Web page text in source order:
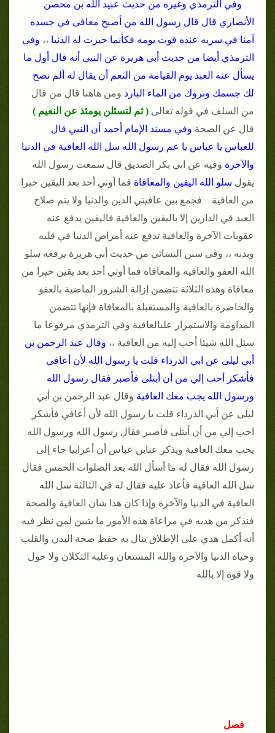
وفي الترمذي وغيره من حديث عبيد الله بن محصن
الأنصاري قال قال رسول الله من أصبح معافى في جسده
آمنا في سربه عنده قوت يومه فكأنما حيزت له الدنيا ،، وفي
الترمذي أيضا من حديث أبي هريرة عن النبي أنه قال أول ما
يسأل عنه العبد يوم القيامة من النعم أن يقال له ألم نصح
لك جسمك ونروك من الماء البارد ومن هاهنا قال من قال
من السلف في قوله تعالى ( ثم لتسئلن يومئذ عن النعيم )
قال عن الصحة وفي مسند الإمام أحمد أن النبي قال
للعباس يا عباس يا عم رسول الله سل الله العافية في الدنيا
والآخرة وفيه عن ابي بكر الصديق قال سمعت رسول الله
يقول سلو الله اليقين والمعافاة فما أوتي أحد بعد اليقين خيرا
من العافية فجمع بين عافيتي الدين والدنيا ولا يتم صلاح
العبد في الدارين إلا باليقين والعافية فاليقين يدفع عنه
عقوبات الآخرة والعافية تدفع عنه أمراض الدنيا في قلبه
وبدنه ،، وفي سنن النسائي من حديث أبي هريرة يرفعه سلو
الله العفو والعافية والمعافاة فما أوتي أحد بعد يقين خيرا من
معافاة وهذه الثلاثة تتضمن إزالة الشرور الماضية بالعفو
والحاضرة بالعافية والمستقبلة بالمعافاة فإنها تتضمن
المداومة والاستمرار علىالعافية وفي الترمذي مرفوعا ما
سئل الله شيئا أحب إليه من العافية ،، وقال عبد الرحمن بن
أبي ليلى عن ابي الدرداء قلت يا رسول الله لأن أعافي
فأشكر أحب إلي من أن أبتلى فأصبر فقال رسول الله
ورسول الله يجب معك العافية وقال عبد الرحمن بن أبي
ليلى عن أبي الدرداء قلت يا رسول الله لأن أعافي فأشكر
احب إلي من أن أبتلى فأصبر فقال رسول الله ورسول الله
يحب معك العافية ويذكر عنابن عباس أن أعرابيا جاء إلى
رسول الله فقال له ما أسأل الله بعد الصلوات الخمس فقال
سل الله العافية فأعاد عليه فقال له في الثالثة سل الله
العافية في الدنيا والآخرة وإذا كان هذا شان العافية والصحة
فنذكر من هديه في مراعاة هذه الأمور ما يتبين لمن نظر فيه
أنه أكمل هدي على الإطلاق ينال به حفظ صحة البدن والقلب
وحياة الدنيا والآخرة والله المستعان وعليه التكلان ولا حول
ولا قوة إلا بالله
فصل